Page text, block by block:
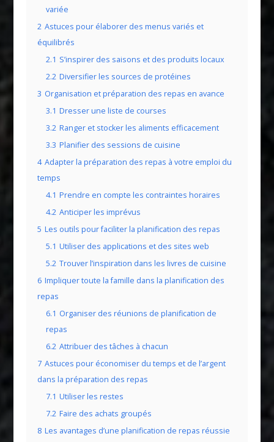
variée
2 Astuces pour élaborer des menus variés et
équilibrés
2.1 S’inspirer des saisons et des produits locaux
2.2 Diversifier les sources de protéines
3 Organisation et préparation des repas en avance
3.1 Dresser une liste de courses
3.2 Ranger et stocker les aliments efficacement
3.3 Planifier des sessions de cuisine
4 Adapter la préparation des repas à votre emploi du
temps
4.1 Prendre en compte les contraintes horaires
4.2 Anticiper les imprévus
5 Les outils pour faciliter la planification des repas
5.1 Utiliser des applications et des sites web
5.2 Trouver l’inspiration dans les livres de cuisine
6 Impliquer toute la famille dans la planification des
repas
6.1 Organiser des réunions de planification de
repas
6.2 Attribuer des tâches à chacun
7 Astuces pour économiser du temps et de l’argent
dans la préparation des repas
7.1 Utiliser les restes
7.2 Faire des achats groupés
8 Les avantages d’une planification de repas réussie